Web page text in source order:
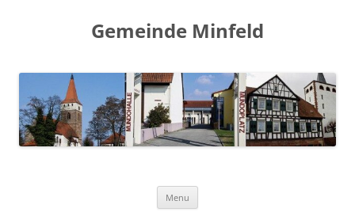
Gemeinde Minfeld
Menu